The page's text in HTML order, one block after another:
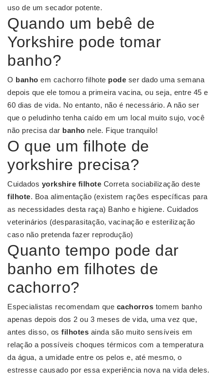
uso de um secador potente.
Quando um bebê de
Yorkshire pode tomar
banho?
O banho em cachorro filhote pode ser dado uma semana
depois que ele tomou a primeira vacina, ou seja, entre 45 e
60 dias de vida. No entanto, não é necessário. A não ser
que o peludinho tenha caído em um local muito sujo, você
não precisa dar banho nele. Fique tranquilo!
O que um filhote de
yorkshire precisa?
Cuidados yorkshire filhote Correta sociabilização deste
filhote. Boa alimentação (existem rações específicas para
as necessidades desta raça) Banho e higiene. Cuidados
veterinários (desparasitação, vacinação e esterilização
caso não pretenda fazer reprodução)
Quanto tempo pode dar
banho em filhotes de
cachorro?
Especialistas recomendam que cachorros tomem banho
apenas depois dos 2 ou 3 meses de vida, uma vez que,
antes disso, os filhotes ainda são muito sensíveis em
relação a possíveis choques térmicos com a temperatura
da água, a umidade entre os pelos e, até mesmo, o
estresse causado por essa experiência nova na vida deles.